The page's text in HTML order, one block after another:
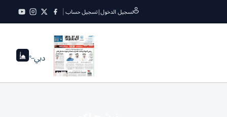
تسجيل الدخول|تسجيل حساب
دبي--°